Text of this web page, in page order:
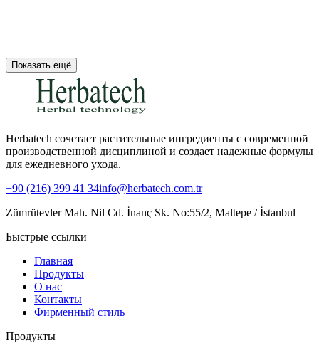
Показать ещё
Herbatech сочетает растительные ингредиенты с современной
производственной дисциплиной и создает надежные формулы
для ежедневного ухода.
+90 (216) 399 41 34info@herbatech.com.tr
Zümrütevler Mah. Nil Cd. İnanç Sk. No:55/2, Maltepe / İstanbul
Быстрые ссылки
Главная
Продукты
О нас
Контакты
Фирменный стиль
Продукты